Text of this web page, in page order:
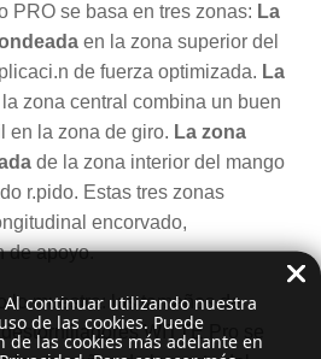
PRO se basa en tres zonas: La
en la zona superior del
de fuerza optimizada. La
zona central combina un buen
en la zona de giro. La zona
de la zona interior del mango
r.pido. Estas tres zonas
encorvado,
de apoyo.
lo muestra: los tamaños de
WITTE Pro se
Al continuar utilizando nuestra
de las cookies. Puede
las cookies más adelante en